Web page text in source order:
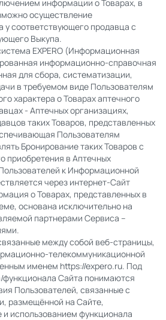
информации о Товарах, в
осуществление
у соответствующего продавца с
Выкупа.
EXPERO (Информационная
информационно-справочная
для сбора, систематизации,
в требуемом виде Пользователям
характера о Товарах аптечного
- Аптечных организациях,
таких Товаров, представленных
Пользователям
Бронирование таких Товаров с
приобретения в Аптечных
к Информационной
через интернет-Сайт
о Товарах, представленных в
основана исключительно на
партнерами Сервиса –
между собой веб-страницы,
телекоммуникационной
именем https://expero.ru. Под
функционала Сайта понимаются
Пользователей, связанные с
размещённой на Сайте,
и использованием функционала